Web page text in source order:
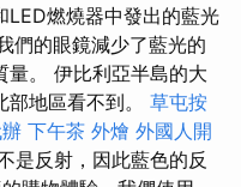
LED燃燒器中發出的藍光
們的眼鏡減少了藍光的
量。 伊比利亞半島的大
地區看不到。 草屯按
下午茶 外燴 外國人開
是反射，因此藍色的反